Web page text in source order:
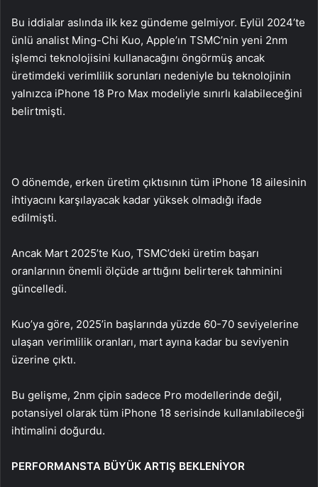
Bu iddialar aslında ilk kez gündeme gelmiyor. Eylül 2024’te
ünlü analist Ming-Chi Kuo, Apple’ın TSMC’nin yeni 2nm
işlemci teknolojisini kullanacağını öngörmüş ancak
üretimdeki verimlilik sorunları nedeniyle bu teknolojinin
yalnızca iPhone 18 Pro Max modeliyle sınırlı kalabileceğini
belirtmişti.
O dönemde, erken üretim çıktısının tüm iPhone 18 ailesinin
ihtiyacını karşılayacak kadar yüksek olmadığı ifade
edilmişti.
Ancak Mart 2025’te Kuo, TSMC’deki üretim başarı
oranlarının önemli ölçüde arttığını belirterek tahminini
güncelledi.
Kuo’ya göre, 2025’in başlarında yüzde 60-70 seviyelerine
ulaşan verimlilik oranları, mart ayına kadar bu seviyenin
üzerine çıktı.
Bu gelişme, 2nm çipin sadece Pro modellerinde değil,
potansiyel olarak tüm iPhone 18 serisinde kullanılabileceği
ihtimalini doğurdu.
PERFORMANSTA BÜYÜK ARTIŞ BEKLENİYOR